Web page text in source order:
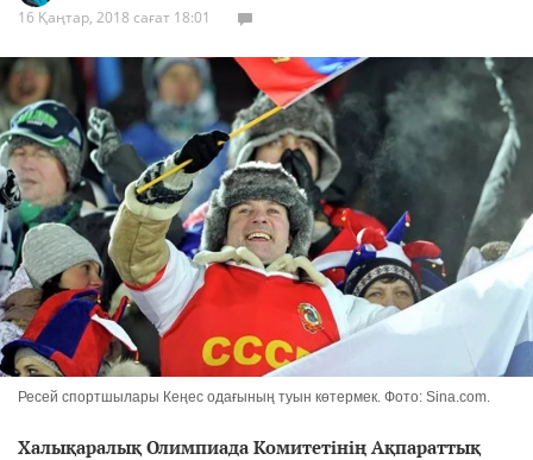
16 Қаңтар, 2018 сағат 18:01
Ресей спортшылары Кеңес одағының туын көтермек. Фото: Sina.com.
Халықаралық Олимпиада Комитетінің Ақпараттық